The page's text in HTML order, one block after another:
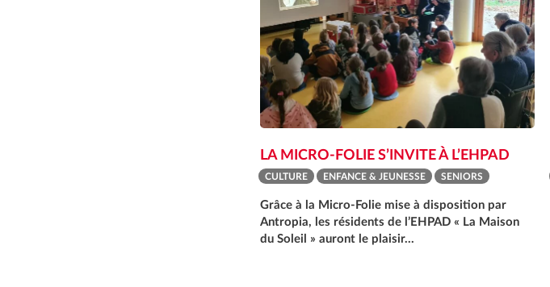
LA MICRO-FOLIE S’INVITE À L’EHPAD
CULTURE ENFANCE & JEUNESSE SENIORS
Grâce à la Micro-Folie mise à disposition par
Antropia, les résidents de l’EHPAD « La Maison
du Soleil » auront le plaisir…